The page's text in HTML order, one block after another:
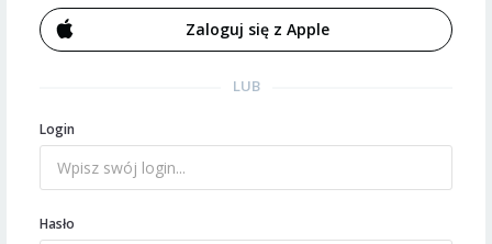
Zaloguj się z Apple
LUB
Login
Hasło